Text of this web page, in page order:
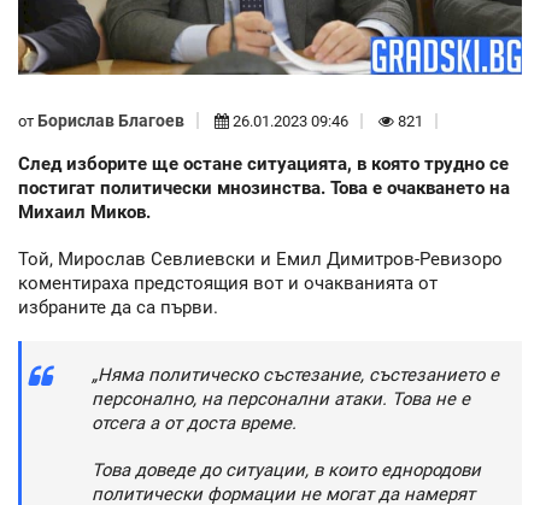
от Борислав Благоев 26.01.2023 09:46 821
След изборите ще остане ситуацията, в която трудно се
постигат политически мнозинства. Това е очакването на
Михаил Миков.
Той, Мирослав Севлиевски и Емил Димитров-Ревизоро
коментираха предстоящия вот и очакванията от
избраните да са първи.
„Няма политическо състезание, състезанието е
персонално, на персонални атаки. Това не е
отсега а от доста време.
Това доведе до ситуации, в които еднородови
политически формации не могат да намерят